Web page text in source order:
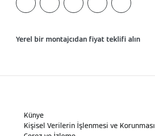
Yerel bir montajcıdan fiyat teklifi alın
Künye
Kişisel Verilerin İşlenmesi ve Korunması